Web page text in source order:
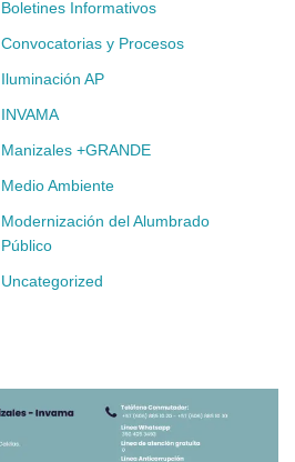
Boletines Informativos
Convocatorias y Procesos
Iluminación AP
INVAMA
Manizales +GRANDE
Medio Ambiente
Modernización del Alumbrado
Público
Uncategorized